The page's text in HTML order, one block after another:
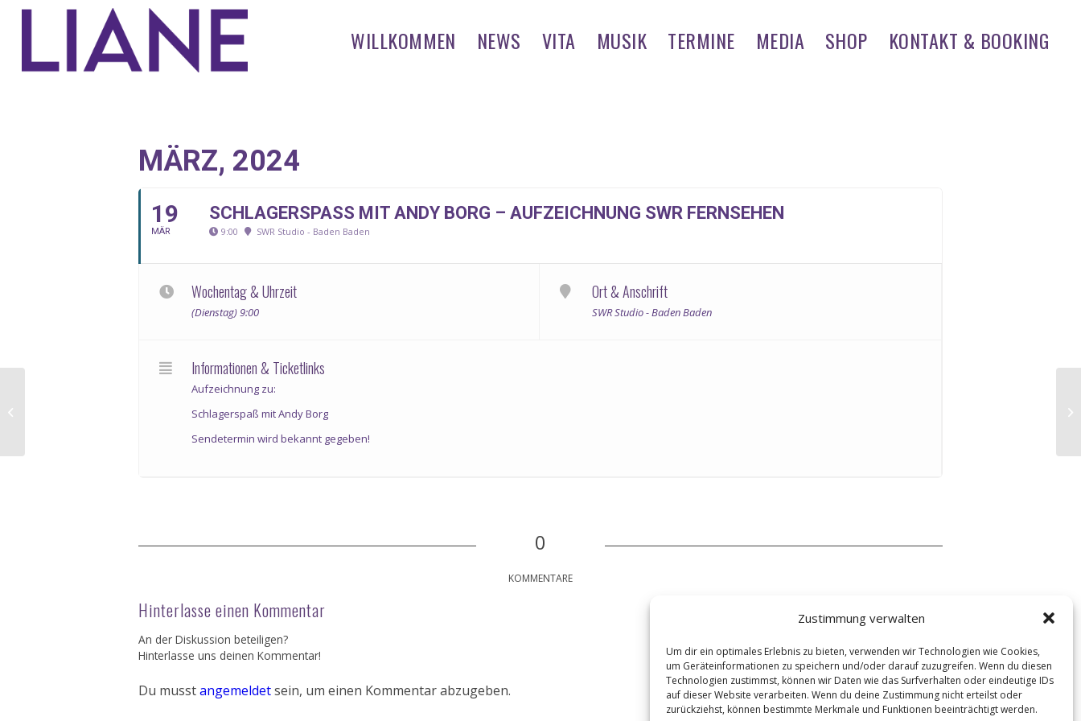
Zustimmung verwalten
Um dir ein optimales Erlebnis zu bieten, verwenden wir Technologien wie Cookies,
um Geräteinformationen zu speichern und/oder darauf zuzugreifen. Wenn du diesen
Technologien zustimmst, können wir Daten wie das Surfverhalten oder eindeutige IDs
auf dieser Website verarbeiten. Wenn du deine Zustimmung nicht erteilst oder
zurückziehst, können bestimmte Merkmale und Funktionen beeinträchtigt werden.
WILLKOMMEN NEWS VITA MUSIK TERMINE MEDIA SHOP KONTAKT & BOOKING
MÄRZ, 2024
19
MÄR
SCHLAGERSPASS MIT ANDY BORG – AUFZEICHNUNG SWR FERNSEHEN
9:00 SWR Studio - Baden Baden
Wochentag & Uhrzeit
(Dienstag) 9:00
Ort & Anschrift
SWR Studio - Baden Baden
Informationen & Ticketlinks
Aufzeichnung zu:
Schlagerspaß mit Andy Borg
Sendetermin wird bekannt gegeben!
0
KOMMENTARE
Hinterlasse einen Kommentar
An der Diskussion beteiligen?
Hinterlasse uns deinen Kommentar!
Du musstangemeldetsein, um einen Kommentar abzugeben.